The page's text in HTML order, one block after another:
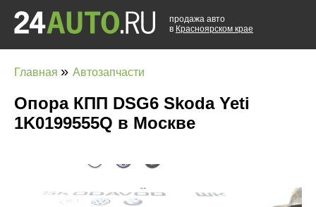
продажа авто
в Красноярском крае
Главная » Автозапчасти
Опора КПП DSG6 Skoda Yeti
1K0199555Q в Москве